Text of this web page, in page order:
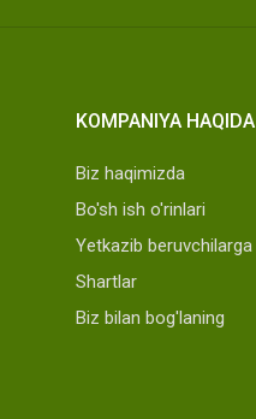
KOMPANIYA HAQIDA
Biz haqimizda
Bo'sh ish o'rinlari
Yetkazib beruvchilarga
Shartlar
Biz bilan bog'laning